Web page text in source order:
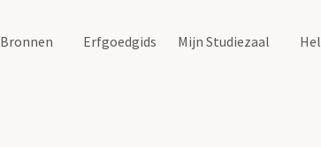
Bronnen Erfgoedgids Mijn Studiezaal